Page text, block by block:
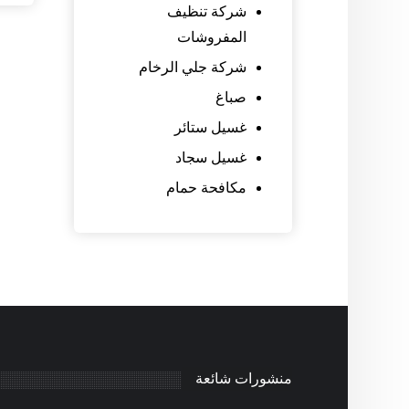
شركة تنظيف
المفروشات
شركة جلي الرخام
صباغ
غسيل ستائر
غسيل سجاد
مكافحة حمام
منشورات شائعة